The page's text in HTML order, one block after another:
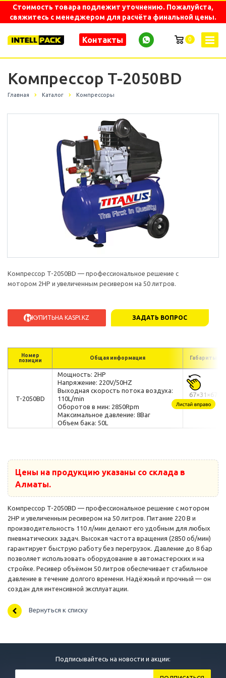
Стоимость товара подлежит уточнению. Пожалуйста,
свяжитесь с менеджером для расчёта финальной цены.
0
Контакты
Компрессор T-2050BD
Главная Каталог Компрессоры
Компрессор T-2050BD — профессиональное решение с
мотором 2HP и увеличенным ресивером на 50 литров.
КУПИТЬНА KASPI.KZ ЗАДАТЬ ВОПРОС
Номер
позиции
Общая информация Габариты
T-2050BD
Мощность: 2HP
Напряжение: 220V/50HZ
Выходная скорость потока воздуха:
110L/min
Оборотов в мин: 2850Rpm
Максимальное давление: 8Bar
Объем бака: 50L
67×31×67
см
Цены на продукцию указаны со склада в
Алматы.
Компрессор T-2050BD — профессиональное решение с мотором
2HP и увеличенным ресивером на 50 литров. Питание 220 В и
производительность 110 л/мин делают его удобным для любых
пневматических задач. Высокая частота вращения (2850 об/мин)
гарантирует быструю работу без перегрузок. Давление до 8 бар
позволяет использовать оборудование в автомастерских и на
стройке. Ресивер объёмом 50 литров обеспечивает стабильное
давление в течение долгого времени. Надёжный и прочный — он
создан для интенсивной эксплуатации.
Вернуться к списку
Подписывайтесь на новости и акции: